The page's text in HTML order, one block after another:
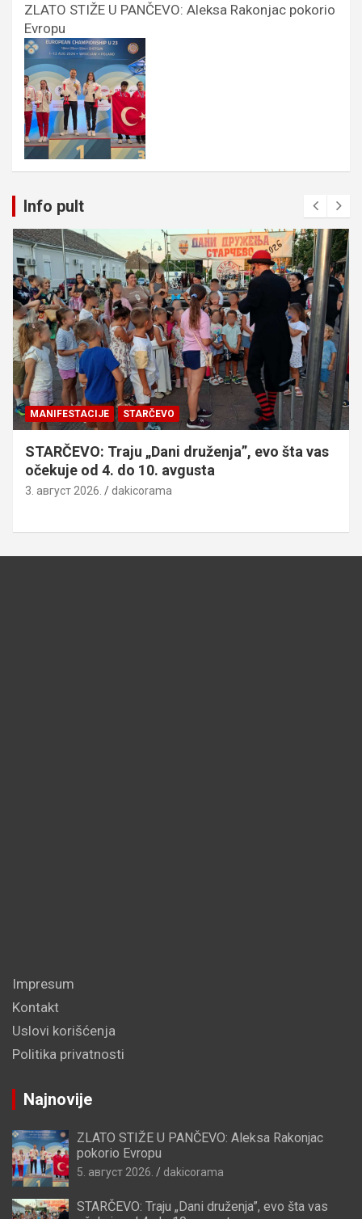
ZLATO STIŽE U PANČEVO: Aleksa Rakonjac pokorio
Evropu
Info pult
MANIFESTACIJE STARČEVO
STARČEVO: Traju „Dani druženja”, evo šta vas
očekuje od 4. do 10. avgusta
3. август 2026. dakicorama
Impresum
Kontakt
Uslovi korišćenja
Politika privatnosti
Najnovije
ZLATO STIŽE U PANČEVO: Aleksa Rakonjac
pokorio Evropu
5. август 2026. dakicorama
STARČEVO: Traju „Dani druženja”, evo šta vas